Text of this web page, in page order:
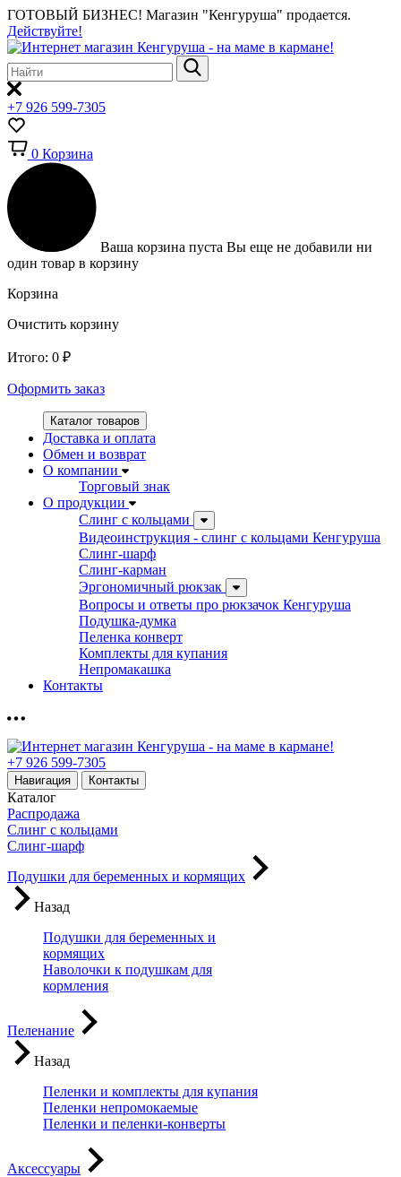
ГОТОВЫЙ БИЗНЕС! Магазин "Кенгуруша" продается.
Действуйте!
+7 926 599-7305
0 Корзина
Ваша корзина пуста Вы еще не добавили ни
один товар в корзину
Корзина
Очистить корзину
Итого: 0 ₽
Оформить заказ
Каталог товаров
Доставка и оплата
Обмен и возврат
О компании
Торговый знак
О продукции
Слинг с кольцами
Видеоинструкция - слинг с кольцами Кенгуруша
Слинг-шарф
Слинг-карман
Эргономичный рюкзак
Вопросы и ответы про рюкзачок Кенгуруша
Подушка-думка
Пеленка конверт
Комплекты для купания
Непромакашка
Контакты
+7 926 599-7305
Навигация Контакты
Каталог
Распродажа
Слинг с кольцами
Слинг-шарф
Подушки для беременных и кормящих
Назад
Подушки для беременных и
кормящих
Наволочки к подушкам для
кормления
Пеленание
Назад
Пеленки и комплекты для купания
Пеленки непромокаемые
Пеленки и пеленки-конверты
Аксессуары